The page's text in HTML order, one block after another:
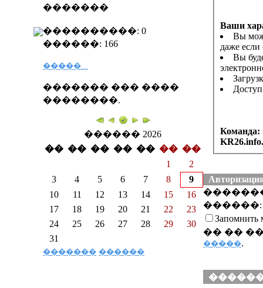
�������
����������: 0
������: 166
�����...
������� ��� ����
��������.
������ 2026
�� �� �� �� �� �� ��
1
2
3
4 5 6 7 8
9
10
11 12 13 14 15
16
17
18 19 20 21 22
23
24
25 26 27 28 29
30
31
������� ������
Ваши
Вы
даже
Вы
Команда:
������:
Запомнить
�� ��
�����.